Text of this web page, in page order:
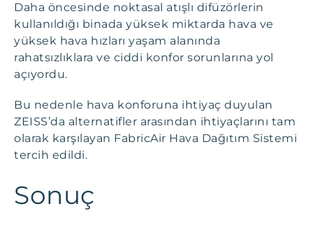
Daha öncesinde noktasal atışlı difüzörlerin
kullanıldığı binada yüksek miktarda hava ve
yüksek hava hızları yaşam alanında
rahatsızlıklara ve ciddi konfor sorunlarına yol
açıyordu.
Bu nedenle hava konforuna ihtiyaç duyulan
ZEISS’da alternatifler arasından ihtiyaçlarını tam
olarak karşılayan FabricAir Hava Dağıtım Sistemi
tercih edildi.
Sonuç